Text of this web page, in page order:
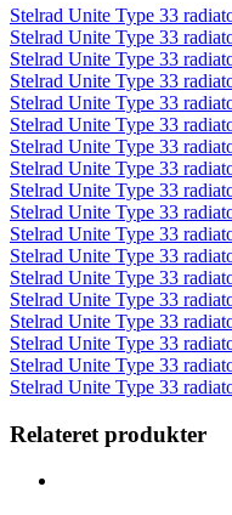
Stelrad Unite Type 33
Stelrad Unite Type 33
Stelrad Unite Type 33
Stelrad Unite Type 33
Stelrad Unite Type 33
Stelrad Unite Type 33
Stelrad Unite Type 33
Stelrad Unite Type 33
Stelrad Unite Type 33
Stelrad Unite Type 33
Stelrad Unite Type 33
Stelrad Unite Type 33
Stelrad Unite Type 33
Stelrad Unite Type 33
Stelrad Unite Type 33
Stelrad Unite Type 33
Stelrad Unite Type 33
Stelrad Unite Type 33
Relateret produkter